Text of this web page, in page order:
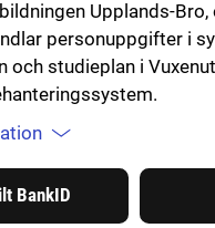
Upplands-
personuppgifter i
och studieplan i
BankID